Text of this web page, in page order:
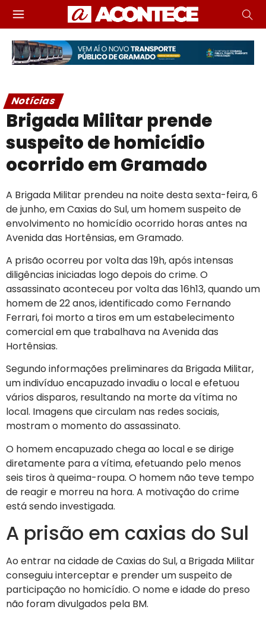
Notícias
Brigada Militar prende
suspeito de homicídio
ocorrido em Gramado
A Brigada Militar prendeu na noite desta sexta-feira, 6
de junho, em Caxias do Sul, um homem suspeito de
envolvimento no homicídio ocorrido horas antes na
Avenida das Hortênsias, em Gramado.
A prisão ocorreu por volta das 19h, após intensas
diligências iniciadas logo depois do crime. O
assassinato aconteceu por volta das 16h13, quando um
homem de 22 anos, identificado como Fernando
Ferrari, foi morto a tiros em um estabelecimento
comercial em que trabalhava na Avenida das
Hortênsias.
Segundo informações preliminares da Brigada Militar,
um indivíduo encapuzado invadiu o local e efetuou
vários disparos, resultando na morte da vítima no
local. Imagens que circulam nas redes sociais,
mostram o momento do assassinato.
O homem encapuzado chega ao local e se dirige
diretamente para a vítima, efetuando pelo menos
seis tiros à queima-roupa. O homem não teve tempo
de reagir e morreu na hora. A motivação do crime
está sendo investigada.
A prisão em caxias do Sul
Ao entrar na cidade de Caxias do Sul, a Brigada Militar
conseguiu interceptar e prender um suspeito de
participação no homicídio. O nome e idade do preso
não foram divulgados pela BM.